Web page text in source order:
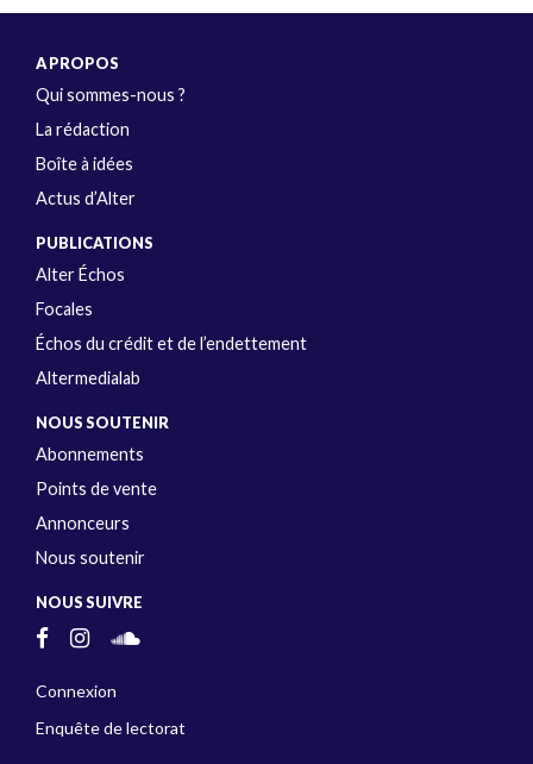
A PROPOS
Qui sommes-nous ?
La rédaction
Boîte à idées
Actus d’Alter
PUBLICATIONS
Alter Échos
Focales
Échos du crédit et de l’endettement
Altermedialab
NOUS SOUTENIR
Abonnements
Points de vente
Annonceurs
Nous soutenir
NOUS SUIVRE
Connexion
Enquête de lectorat